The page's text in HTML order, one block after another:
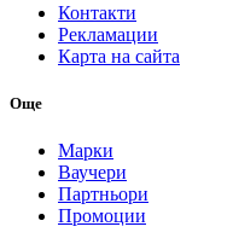
Контакти
Рекламации
Карта на сайта
Още
Марки
Ваучери
Партньори
Промоции